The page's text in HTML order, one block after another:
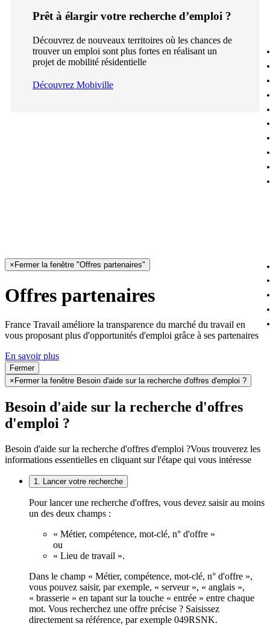
Prêt à élargir votre recherche d’emploi ?
Découvrez de nouveaux territoires où les chances de
trouver un emploi sont plus fortes en réalisant un
projet de mobilité résidentielle
Découvrez Mobiville
× Fermer la fenêtre "Offres partenaires"
Offres partenaires
France Travail améliore la transparence du marché du travail en
vous proposant plus d'opportunités d'emploi grâce à ses partenaires
En savoir plus
Fermer
× Fermer la fenêtre Besoin d'aide sur la recherche d'offres d'emploi ?
Besoin d'aide sur la recherche d'offres
d'emploi ?
Besoin d'aide sur la recherche d'offres d'emploi ?Vous trouverez les
informations essentielles en cliquant sur l'étape qui vous intéresse
1. Lancer votre recherche
Pour lancer une recherche d'offres, vous devez saisir au moins
un des deux champs :
« Métier, compétence, mot-clé, n° d'offre »
ou
« Lieu de travail ».
Dans le champ « Métier, compétence, mot-clé, n° d'offre »,
vous pouvez saisir, par exemple, « serveur », « anglais »,
« brasserie » en tapant sur la touche « entrée » entre chaque
mot. Vous recherchez une offre précise ? Saisissez
directement sa référence, par exemple 049RSNK.